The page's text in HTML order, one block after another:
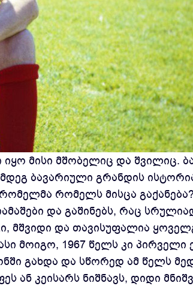
იყო მისი მშობელიც და შვილიც.
ბავარიული გრანდის
რომელს მისცა
და გაშინებს, რაც
მშვიდი და თავისუფალია
მოიგო, 1967 წელს კი
გახდა და სწორედ ამ წელს
ან კეისარს ნიშნავს, დიდი